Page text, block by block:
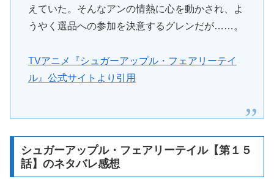
えていた。そんなアンの情熱に心を動かされ、よ
うやく選品への参加を決意するグレンだが……。
TVアニメ『シュガーアップル・フェアリーテイ
ル』公式サイトより引用
シュガーアップル・フェアリーテイル【第１５
話】のネタバレ感想